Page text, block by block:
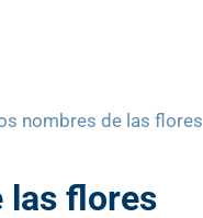
nombres de las flores
las flores